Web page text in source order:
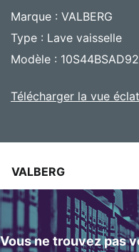
Marque : VALBERG
Type : Lave vaisselle
Modèle :
Télécharger la vue
VALBERG
Vous ne trouvez pas